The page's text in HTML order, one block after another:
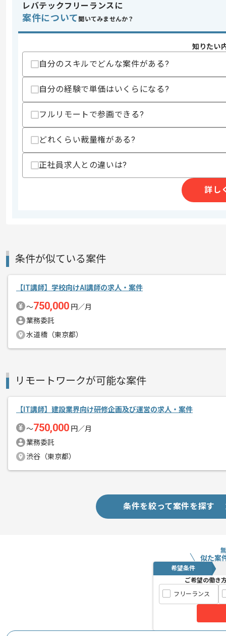
上記に似た経験やスキルをお持ちであれば申
その他募集要項
商談回数
1回
募集人数
1人
メント
業界の最新技術と、時代をリードでき
り続けています。
開発経験を有するエンジニアに、未来
小規模なクラスである、かつ企業のフ
副業として講師経験を得ることができま
レバテックフリーランスに
案件について 聞いてみませんか？
知りたい
自分のスキルでどんな案件がある?
自分の経験で単価はいくらになる?
フルリモートで参画できる?
どれくらい裁量権がある?
正社員求人との違いは?
詳し
条件が似ている案件
【IT講師】学校向けAI講師の求人・案件
〜750,000 円／月
業務委託
水道橋（東京都）
リモートワークが可能な案件
【IT講師】建設業界向け研修企画及び運営の求人・案件
〜750,000 円／月
業務委託
渋谷（東京都）
条件を絞って案件を探す
似た案
希望条件
ご希望の働き
フリーランス